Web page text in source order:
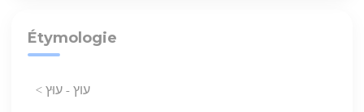
Étymologie
< עוץ - עוּץ